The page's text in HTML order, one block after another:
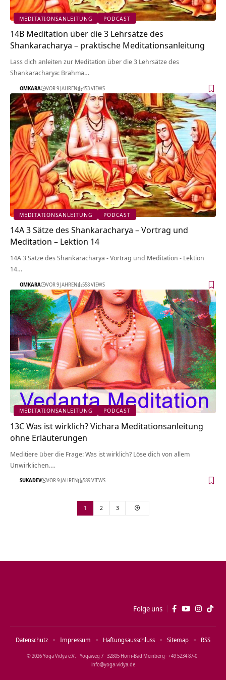
MEDITATIONSANLEITUNG PODCAST
14B Meditation über die 3 Lehrsätze des
Shankaracharya – praktische Meditationsanleitung
Lass dich anleiten zur Meditation über die 3 Lehrsätze des
Shankaracharya: Brahma…
OMKARA VOR 9 JAHREN 453 VIEWS
MEDITATIONSANLEITUNG PODCAST
14A 3 Sätze des Shankaracharya – Vortrag und
Meditation – Lektion 14
14A 3 Sätze des Shankaracharya - Vortrag und Meditation - Lektion
14…
OMKARA VOR 9 JAHREN 558 VIEWS
MEDITATIONSANLEITUNG PODCAST
13C Was ist wirklich? Vichara Meditationsanleitung
ohne Erläuterungen
Meditiere über die Frage: Was ist wirklich? Löse dich von allem
Unwirklichen.…
SUKADEV VOR 9 JAHREN 589 VIEWS
1 2 3
Folge uns
© 2026 Yoga Vidya e.V. · Yogaweg 7 · 32805 Horn‑Bad Meinberg · +49 5234 87‑0 ·
info@yoga‑vidya.de
Datenschutz Impressum Haftungsausschluss Sitemap RSS